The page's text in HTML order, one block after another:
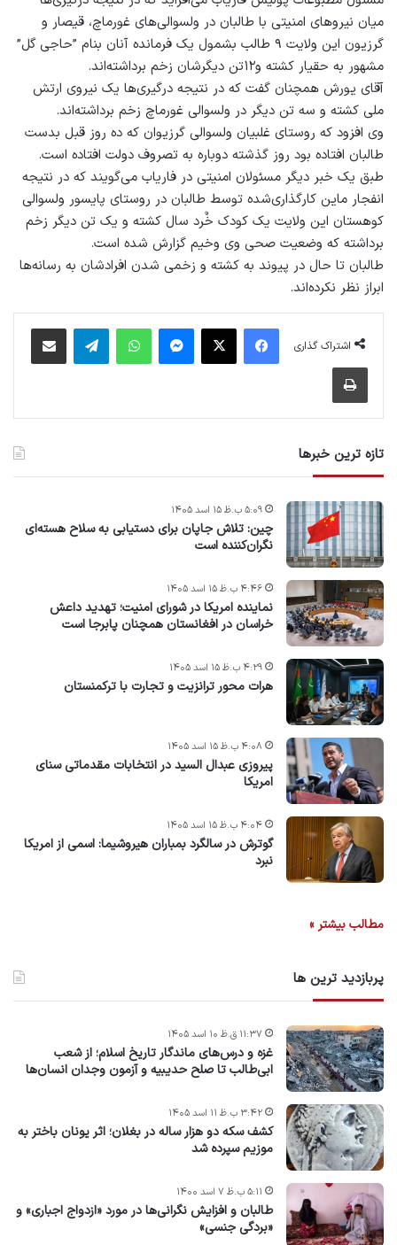
میان نیروهای امنیتی با طالبان در ولسوالی‌های غورماچ، قیصار و
گرزیون این ولایت ۹ طالب بشمول یک فرمانده آنان بنام ”حاجی گل”
مشهور به حقیار کشته و۱۲تن دیگرشان زخم برداشته‌اند.
آقای یورش همچنان گفت که در نتیجه درگیری‌ها یک نیروی ارتش
ملی کشته و سه تن دیگر در ولسوالی غورماچ زخم برداشته‌اند.
وی افزود که روستای غلبیان ولسوالی گرزیوان که ده روز قبل بدست
طالبان افتاده بود روز گذشته دوباره به تصروف دولت افتاده است.
طبق یک خبر دیگر مسئولان امنیتی در فاریاب می‌گویند که در نتیجه
انفجار ماین کارگذاری‌شده توسط طالبان در روستای پایسور ولسوالی
کوهستان این ولایت یک کودک خٌرد سال کشته و یک تن دیگر زخم
برداشته که وضعیت صحی وی وخیم گزارش شده است.
طالبان تا حال در پیوند به کشته و زخمی شدن افرادشان به رسانه‌ها
ابراز نظر نکرده‌اند.
اشتراک گذاری
فیس بوک پیام رسان واتس آپ
تازه ترین خبرها
چین: تلاش جاپان برای دستیابی به سلاح هسته‌ای
نگران‌کننده است
۵:۰۹ ب.ظ ۱۵ اسد ۱۴۰۵
نماینده امریکا در شورای امنیت؛ تهدید داعش
خراسان در افغانستان همچنان پابرجا است
۴:۴۶ ب.ظ ۱۵ اسد ۱۴۰۵
هرات محور ترانزیت و تجارت با ترکمنستان
۴:۲۹ ب.ظ ۱۵ اسد ۱۴۰۵
پیروزی عبدال السید در انتخابات مقدماتی سنای
امریکا
۴:۰۸ ب.ظ ۱۵ اسد ۱۴۰۵
گوترش در سالگرد بمباران هیروشیما: اسمی از امریکا
نبرد
۴:۰۴ ب.ظ ۱۵ اسد ۱۴۰۵
مطالب بیشتر »
پربازدید ترین ها
غزه و درس‌های ماندگار تاریخ اسلام؛ از شعب
ابی‌طالب تا صلح حدیبیه و آزمون وجدان انسان‌ها
۱۱:۳۷ ق.ظ ۱۰ اسد ۱۴۰۵
کشف سکه دو هزار ساله در بغلان؛ اثر یونان باختر به
موزیم سپرده شد
۳:۴۲ ب.ظ ۱۱ اسد ۱۴۰۵
طالبان و افزایش نگرانی‌ها در مورد «ازدواج اجباری» و
«بردگی جنسی»
۵:۱۱ ب.ظ ۷ اسد ۱۴۰۰